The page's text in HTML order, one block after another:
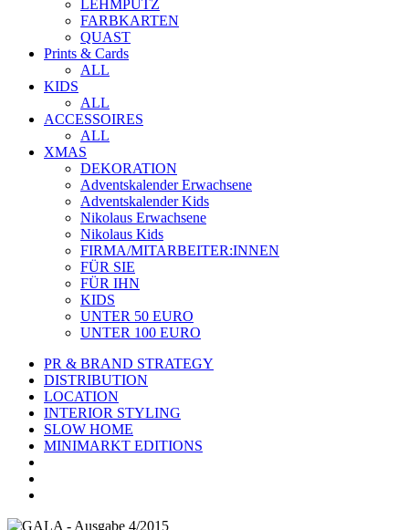
LEHMPUTZ
FARBKARTEN
QUAST
Prints & Cards
ALL
KIDS
ALL
ACCESSOIRES
ALL
XMAS
DEKORATION
Adventskalender Erwachsene
Adventskalender Kids
Nikolaus Erwachsene
Nikolaus Kids
FIRMA/MITARBEITER:INNEN
FÜR SIE
FÜR IHN
KIDS
UNTER 50 EURO
UNTER 100 EURO
PR & BRAND STRATEGY
DISTRIBUTION
LOCATION
INTERIOR STYLING
SLOW HOME
MINIMARKT EDITIONS